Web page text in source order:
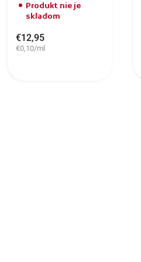
Produkt nie je
skladom
€12,95
€0,10/ml